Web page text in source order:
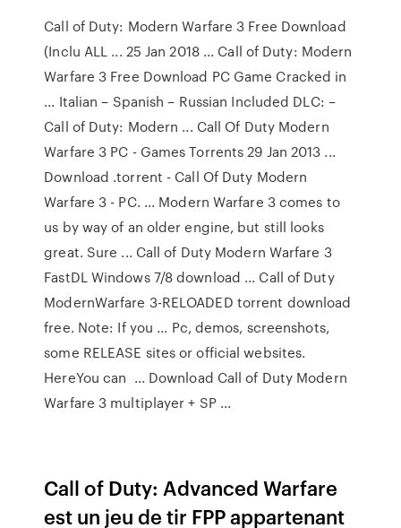
Call of Duty: Modern Warfare 3 Free Download
(Inclu ALL ... 25 Jan 2018 ... Call of Duty: Modern
Warfare 3 Free Download PC Game Cracked in
... Italian – Spanish – Russian Included DLC: –
Call of Duty: Modern ... Call Of Duty Modern
Warfare 3 PC - Games Torrents 29 Jan 2013 ...
Download .torrent - Call Of Duty Modern
Warfare 3 - PC. ... Modern Warfare 3 comes to
us by way of an older engine, but still looks
great. Sure ... Call of Duty Modern Warfare 3
FastDL Windows 7/8 download ... Call of Duty
ModernWarfare 3-RELOADED torrent download
free. Note: If you ... Pc, demos, screenshots,
some RELEASE sites or official websites.
HereYou can ... Download Call of Duty Modern
Warfare 3 multiplayer + SP ...
Call of Duty: Advanced Warfare
est un jeu de tir FPP appartenant